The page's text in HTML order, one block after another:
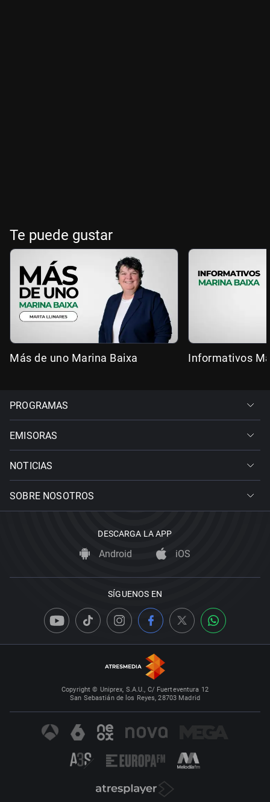
Te puede gustar
Más de uno Marina Baixa Informativos
PROGRAMAS
EMISORAS
NOTICIAS
SOBRE NOSOTROS
DESCARGA LA APP
Android iOS
SÍGUENOS EN
Copyright © Uniprex, S.A.U., C/ Fuerteventura 12
San Sebastián de los Reyes, 28703 Madrid